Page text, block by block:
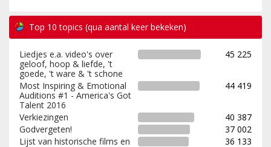
Top 10 topics (qua aantal keer bekeken)
Liedjes e.a. video's over
geloof, hoop & liefde, 't
goede, 't ware & 't schone
45 225
Most Inspiring & Emotional
Auditions #1 - America's Got
Talent 2016
44 419
Verkiezingen
40 387
Godvergeten!
37 002
Lijst van historische films en
36 133